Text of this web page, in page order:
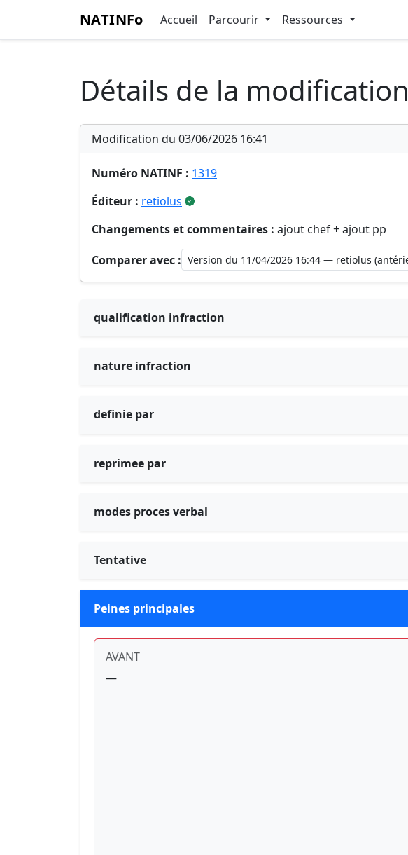
NATINFo Accueil Parcourir Ressources
Détails de la modification
Modification du 03/06/2026 16:41
Numéro NATINF : 1319
Éditeur : retiolus
Changements et commentaires : ajout chef + ajout pp
Comparer avec :
qualification infraction
nature infraction
definie par
reprimee par
modes proces verbal
Tentative
Peines principales
AVANT
—